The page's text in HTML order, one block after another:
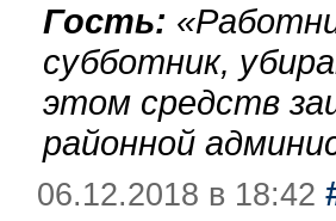
Гость: «
субботник,
этом средств
районной
06.12.2018 в 18:42